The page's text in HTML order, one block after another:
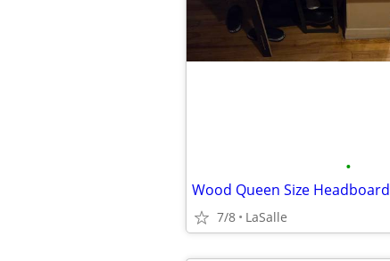
•
Wood Queen Size Headboard
7/8 LaSalle